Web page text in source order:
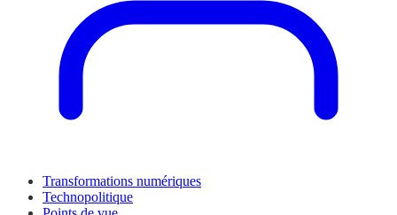
Transformations numériques
Technopolitique